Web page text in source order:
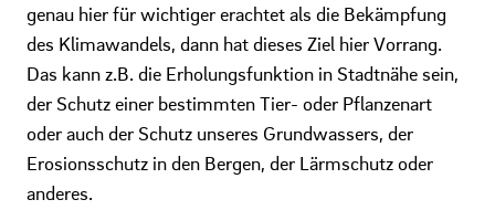
genau hier für wichtiger erachtet als die Bekämpfung
des Klimawandels, dann hat dieses Ziel hier Vorrang.
Das kann z.B. die Erholungsfunktion in Stadtnähe sein,
der Schutz einer bestimmten Tier- oder Pflanzenart
oder auch der Schutz unseres Grundwassers, der
Erosionsschutz in den Bergen, der Lärmschutz oder
anderes.